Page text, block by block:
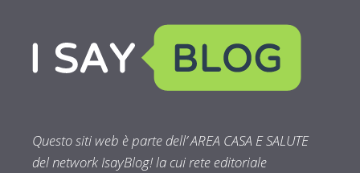
Questo siti web è parte dell’ AREA CASA E SALUTE
del network IsayBlog! la cui rete editoriale